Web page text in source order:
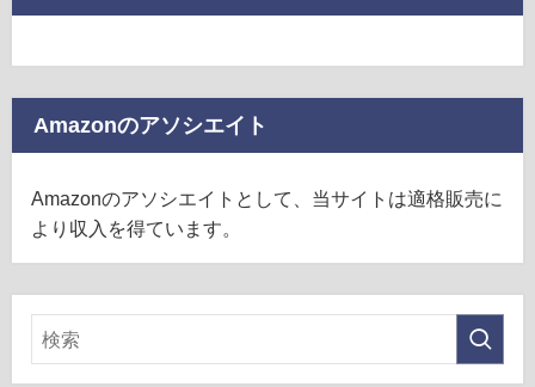
Amazonのアソシエイト
Amazonのアソシエイトとして、当サイトは適格販売に
より収入を得ています。